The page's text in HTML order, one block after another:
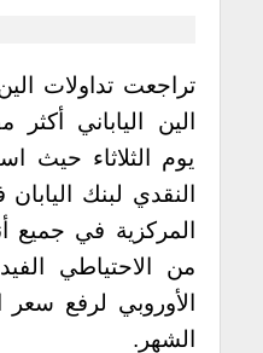
الين الياباني أكثر
يوم الثلاثاء حيث
النقدي لبنك
المركزية في جميع
من الاحتياطي
الأوروبي لرفع سعر
الشهر.